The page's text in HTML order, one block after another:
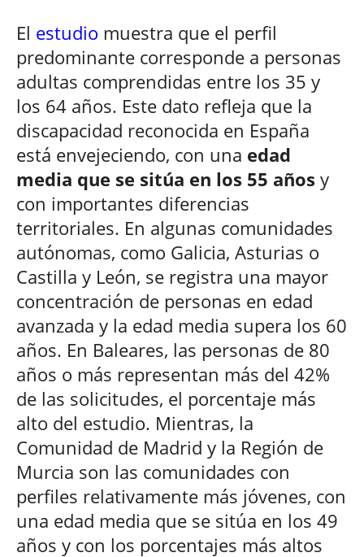
El estudio muestra que el perfil
predominante corresponde a personas
adultas comprendidas entre los 35 y
los 64 años. Este dato refleja que la
discapacidad reconocida en España
está envejeciendo, con una edad
media que se sitúa en los 55 años y
con importantes diferencias
territoriales. En algunas comunidades
autónomas, como Galicia, Asturias o
Castilla y León, se registra una mayor
concentración de personas en edad
avanzada y la edad media supera los 60
años. En Baleares, las personas de 80
años o más representan más del 42%
de las solicitudes, el porcentaje más
alto del estudio. Mientras, la
Comunidad de Madrid y la Región de
Murcia son las comunidades con
perfiles relativamente más jóvenes, con
una edad media que se sitúa en los 49
años y con los porcentajes más altos